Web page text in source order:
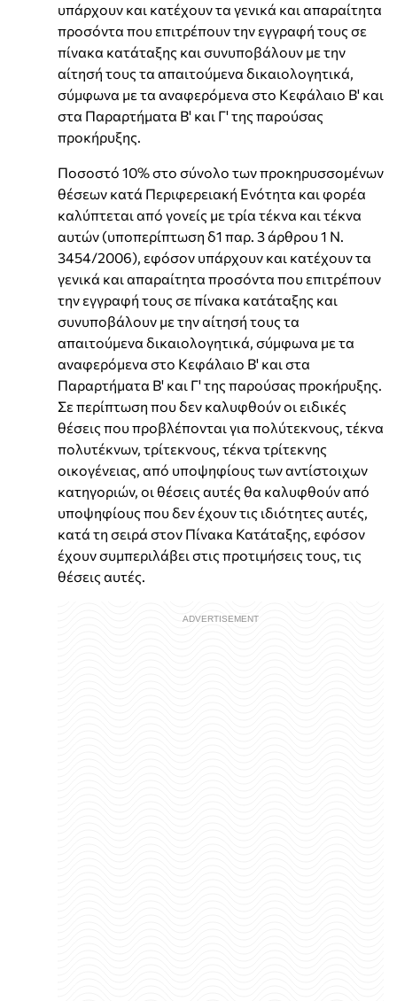
υπάρχουν και κατέχουν τα γενικά και απαραίτητα
προσόντα που επιτρέπουν την εγγραφή τους σε
πίνακα κατάταξης και συνυποβάλουν με την
αίτησή τους τα απαιτούμενα δικαιολογητικά,
σύμφωνα με τα αναφερόμενα στο Κεφάλαιο Β' και
στα Παραρτήματα Β' και Γ' της παρούσας
προκήρυξης.
Ποσοστό 10% στο σύνολο των προκηρυσσομένων
θέσεων κατά Περιφερειακή Ενότητα και φορέα
καλύπτεται από γονείς με τρία τέκνα και τέκνα
αυτών (υποπερίπτωση δ1 παρ. 3 άρθρου 1 Ν.
3454/2006), εφόσον υπάρχουν και κατέχουν τα
γενικά και απαραίτητα προσόντα που επιτρέπουν
την εγγραφή τους σε πίνακα κατάταξης και
συνυποβάλουν με την αίτησή τους τα
απαιτούμενα δικαιολογητικά, σύμφωνα με τα
αναφερόμενα στο Κεφάλαιο Β' και στα
Παραρτήματα Β' και Γ' της παρούσας προκήρυξης.
Σε περίπτωση που δεν καλυφθούν οι ειδικές
θέσεις που προβλέπονται για πολύτεκνους, τέκνα
πολυτέκνων, τρίτεκνους, τέκνα τρίτεκνης
οικογένειας, από υποψηφίους των αντίστοιχων
κατηγοριών, οι θέσεις αυτές θα καλυφθούν από
υποψηφίους που δεν έχουν τις ιδιότητες αυτές,
κατά τη σειρά στον Πίνακα Κατάταξης, εφόσον
έχουν συμπεριλάβει στις προτιμήσεις τους, τις
θέσεις αυτές.